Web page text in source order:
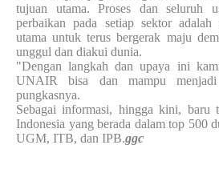
tujuan utama. Proses dan seluruh
perbaikan pada setiap sektor adalah
utama untuk terus bergerak maju
unggul dan diakui dunia.
"Dengan langkah dan upaya ini
UNAIR bisa dan mampu
pungkasnya.
Sebagai informasi, hingga kini, baru
Indonesia yang berada dalam top 500
UGM, ITB, dan IPB.ggc